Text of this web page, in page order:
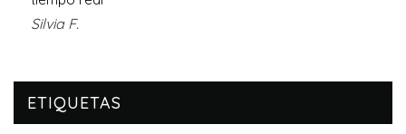
Silvia F.
ETIQUETAS